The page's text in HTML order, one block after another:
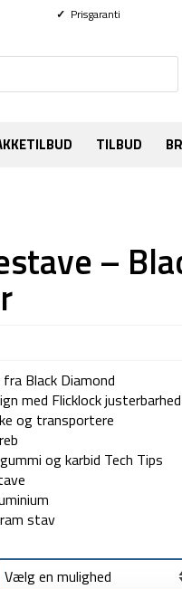
✓ Prisgaranti
TILBUD
–
Black Diamond
med Flicklock justerbarhed
og transportere
og karbid Tech Tips
stav